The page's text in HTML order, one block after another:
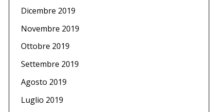
Dicembre 2019
Novembre 2019
Ottobre 2019
Settembre 2019
Agosto 2019
Luglio 2019